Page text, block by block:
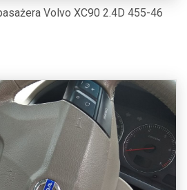
Volvo XC90 2.4D 455-46